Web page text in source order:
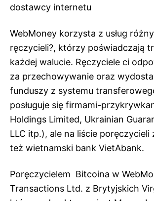
dostawcy internetu
WebMoney korzysta z usług
ręczycieli?, którzy poświadczają
każdej walucie. Ręczyciele ci
za przechowywanie oraz
funduszy z systemu
posługuje się firmami-
Holdings Limited, Ukrainian
LLC itp.), ale na liście poręczycieli
też wietnamski bank VietAbank.
Poręczycielem Bitcoina w
Transactions Ltd. z Brytyjskich